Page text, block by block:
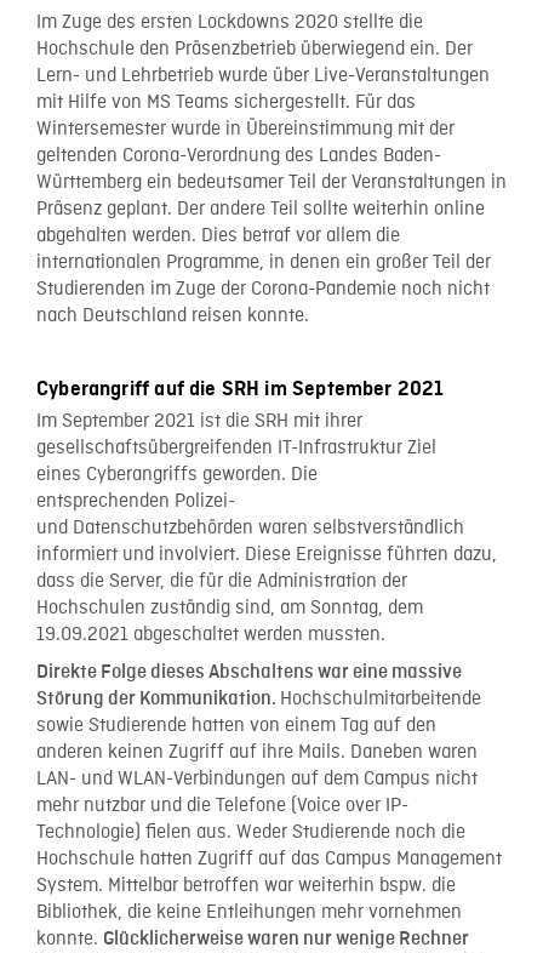
Im Zuge des ersten Lockdowns 2020 stellte die
Hochschule den Präsenzbetrieb überwiegend ein. Der
Lern- und Lehrbetrieb wurde über Live-Veranstaltungen
mit Hilfe von MS Teams sichergestellt. Für das
Wintersemester wurde in Übereinstimmung mit der
geltenden Corona-Verordnung des Landes Baden-
Württemberg ein bedeutsamer Teil der Veranstaltungen in
Präsenz geplant. Der andere Teil sollte weiterhin online
abgehalten werden. Dies betraf vor allem die
internationalen Programme, in denen ein großer Teil der
Studierenden im Zuge der Corona-Pandemie noch nicht
nach Deutschland reisen konnte.
Cyberangriff auf die SRH im September 2021
Im September 2021 ist die SRH mit ihrer
gesellschaftsübergreifenden IT-Infrastruktur Ziel
eines Cyberangriffs geworden. Die
entsprechenden Polizei-
und Datenschutzbehörden waren selbstverständlich
informiert und involviert. Diese Ereignisse führten dazu,
dass die Server, die für die Administration der
Hochschulen zuständig sind, am Sonntag, dem
19.09.2021 abgeschaltet werden mussten.
Direkte Folge dieses Abschaltens war eine massive
Störung der Kommunikation. Hochschulmitarbeitende
sowie Studierende hatten von einem Tag auf den
anderen keinen Zugriff auf ihre Mails. Daneben waren
LAN- und WLAN-Verbindungen auf dem Campus nicht
mehr nutzbar und die Telefone (Voice over IP-
Technologie) fielen aus. Weder Studierende noch die
Hochschule hatten Zugriff auf das Campus Management
System. Mittelbar betroffen war weiterhin bspw. die
Bibliothek, die keine Entleihungen mehr vornehmen
konnte. Glücklicherweise waren nur wenige Rechner